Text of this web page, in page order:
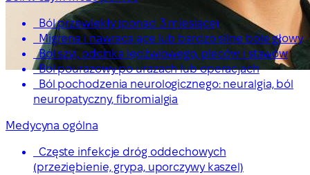
Ból przewlekły (ponad 3 miesiące)
Migrena i nawracające lub bardzo silne bóle głowy
Ból szyi, odcinka lędźwiowego, pleców i stawów
Ból pourazowy po urazach lub operacjach
Ból pochodzenia neurologicznego: neuralgia, ból
neuropatyczny, fibromialgia
Medycyna ogólna
Częste infekcje dróg oddechowych
(przeziębienie, grypa, uporczywy kaszel)